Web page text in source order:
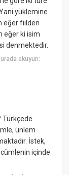
yüklemine
eğer fiilden
eğer ki isim
denmektedir.
okuyun:
Türkçede
ünlem
İstek,
içinde